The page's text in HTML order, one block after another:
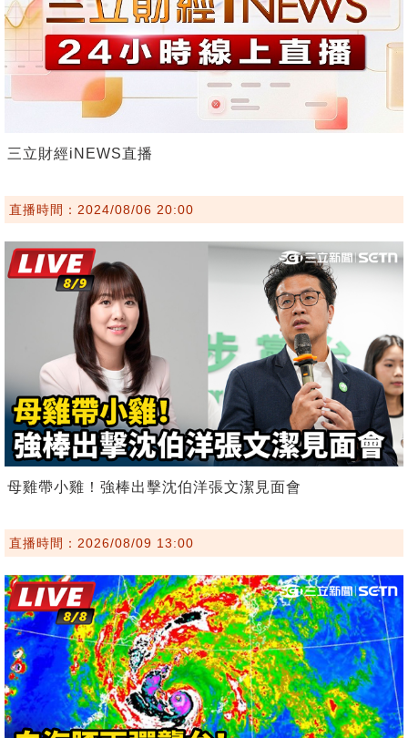
三立財經iNEWS直播
直播時間：2024/08/06 20:00
母雞帶小雞！強棒出擊沈伯洋張文潔見面會
直播時間：2026/08/09 13:00